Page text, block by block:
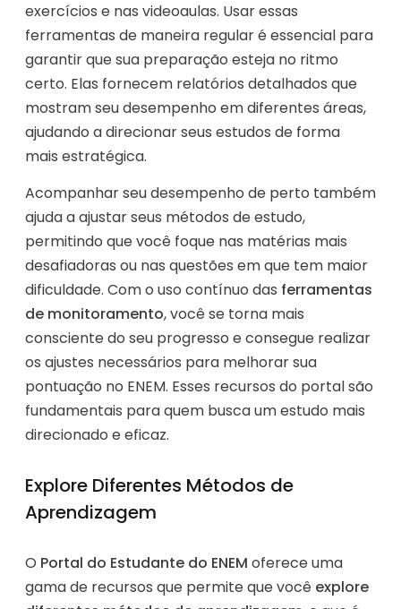
exercícios e nas videoaulas. Usar essas
ferramentas de maneira regular é essencial para
garantir que sua preparação esteja no ritmo
certo. Elas fornecem relatórios detalhados que
mostram seu desempenho em diferentes áreas,
ajudando a direcionar seus estudos de forma
mais estratégica.
Acompanhar seu desempenho de perto também
ajuda a ajustar seus métodos de estudo,
permitindo que você foque nas matérias mais
desafiadoras ou nas questões em que tem maior
dificuldade. Com o uso contínuo das ferramentas
de monitoramento, você se torna mais
consciente do seu progresso e consegue realizar
os ajustes necessários para melhorar sua
pontuação no ENEM. Esses recursos do portal são
fundamentais para quem busca um estudo mais
direcionado e eficaz.
Explore Diferentes Métodos de
Aprendizagem
O Portal do Estudante do ENEM oferece uma
gama de recursos que permite que você explore